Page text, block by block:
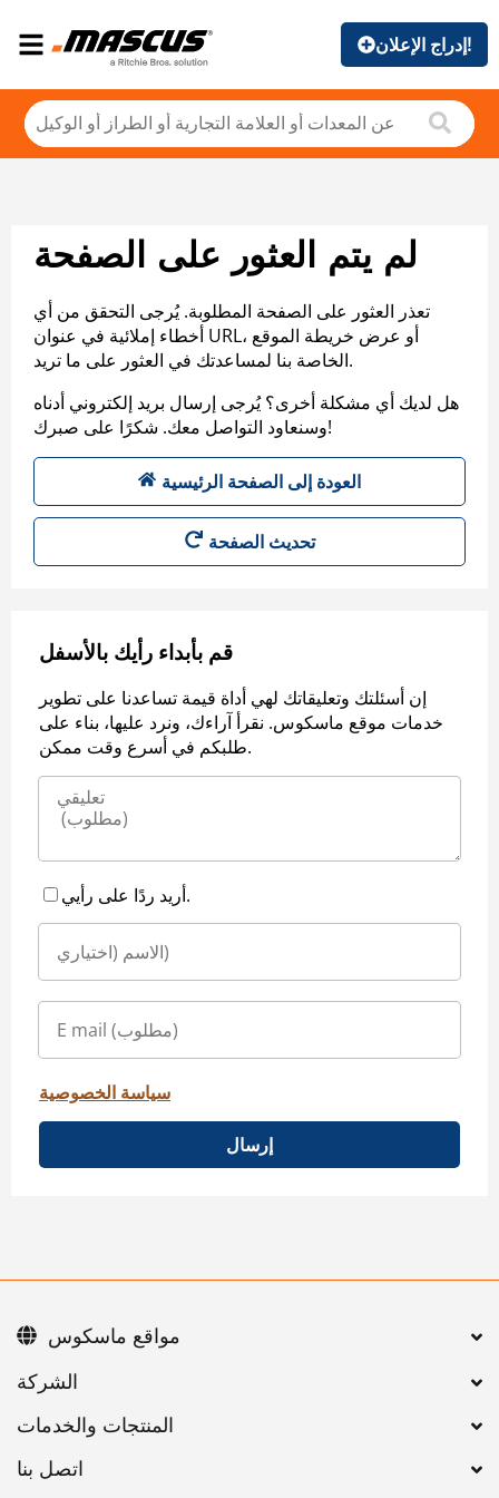
إدراج الإعلان!
لم يتم العثور على الصفحة
تعذر العثور على الصفحة المطلوبة. يُرجى التحقق من أي
أخطاء إملائية في عنوان URL، أو عرض خريطة الموقع
الخاصة بنا لمساعدتك في العثور على ما تريد.
هل لديك أي مشكلة أخرى؟ يُرجى إرسال بريد إلكتروني أدناه
وسنعاود التواصل معك. شكرًا على صبرك!
العودة إلى الصفحة الرئيسية
تحديث الصفحة
قم بأبداء رأيك بالأسفل
إن أسئلتك وتعليقاتك لهي أداة قيمة تساعدنا على تطوير
خدمات موقع ماسكوس. نقرأ آراءك، ونرد عليها، بناء على
طلبكم في أسرع وقت ممكن.
أريد ردًا على رأيي.
سياسة الخصوصية
إرسال
اتصل بنا
مواقع ماسكوس